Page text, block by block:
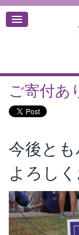
ご寄付あ
今後と
よろし